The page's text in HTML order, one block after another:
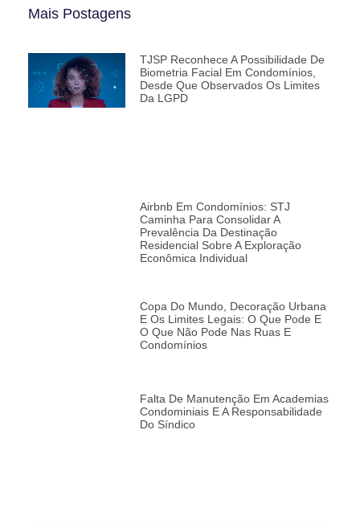
Mais Postagens
TJSP Reconhece A Possibilidade De
Biometria Facial Em Condomínios,
Desde Que Observados Os Limites
Da LGPD
Airbnb Em Condomínios: STJ
Caminha Para Consolidar A
Prevalência Da Destinação
Residencial Sobre A Exploração
Econômica Individual
Copa Do Mundo, Decoração Urbana
E Os Limites Legais: O Que Pode E
O Que Não Pode Nas Ruas E
Condomínios
Falta De Manutenção Em Academias
Condominiais E A Responsabilidade
Do Síndico